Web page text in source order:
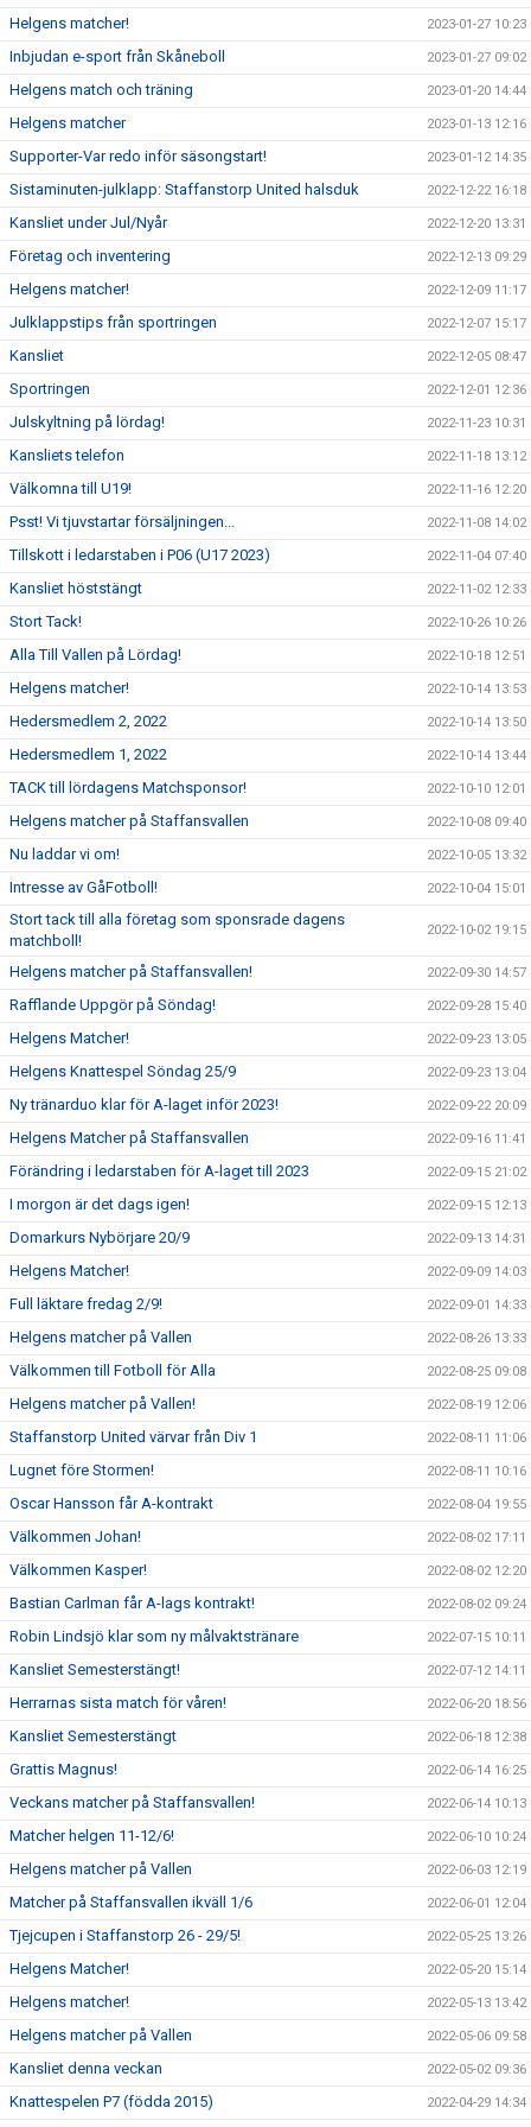
Helgens matcher! 2023-01-27 10:23
Inbjudan e-sport från Skåneboll 2023-01-27 09:02
Helgens match och träning 2023-01-20 14:44
Helgens matcher 2023-01-13 12:16
Supporter-Var redo inför säsongstart! 2023-01-12 14:35
Sistaminuten-julklapp: Staffanstorp United halsduk 2022-12-22 16:18
Kansliet under Jul/Nyår 2022-12-20 13:31
Företag och inventering 2022-12-13 09:29
Helgens matcher! 2022-12-09 11:17
Julklappstips från sportringen 2022-12-07 15:17
Kansliet 2022-12-05 08:47
Sportringen 2022-12-01 12:36
Julskyltning på lördag! 2022-11-23 10:31
Kansliets telefon 2022-11-18 13:12
Välkomna till U19! 2022-11-16 12:20
Psst! Vi tjuvstartar försäljningen... 2022-11-08 14:02
Tillskott i ledarstaben i P06 (U17 2023) 2022-11-04 07:40
Kansliet höststängt 2022-11-02 12:33
Stort Tack! 2022-10-26 10:26
Alla Till Vallen på Lördag! 2022-10-18 12:51
Helgens matcher! 2022-10-14 13:53
Hedersmedlem 2, 2022 2022-10-14 13:50
Hedersmedlem 1, 2022 2022-10-14 13:44
TACK till lördagens Matchsponsor! 2022-10-10 12:01
Helgens matcher på Staffansvallen 2022-10-08 09:40
Nu laddar vi om! 2022-10-05 13:32
Intresse av GåFotboll! 2022-10-04 15:01
Stort tack till alla företag som sponsrade dagens
matchboll!
2022-10-02 19:15
Helgens matcher på Staffansvallen! 2022-09-30 14:57
Rafflande Uppgör på Söndag! 2022-09-28 15:40
Helgens Matcher! 2022-09-23 13:05
Helgens Knattespel Söndag 25/9 2022-09-23 13:04
Ny tränarduo klar för A-laget inför 2023! 2022-09-22 20:09
Helgens Matcher på Staffansvallen 2022-09-16 11:41
Förändring i ledarstaben för A-laget till 2023 2022-09-15 21:02
I morgon är det dags igen! 2022-09-15 12:13
Domarkurs Nybörjare 20/9 2022-09-13 14:31
Helgens Matcher! 2022-09-09 14:03
Full läktare fredag 2/9! 2022-09-01 14:33
Helgens matcher på Vallen 2022-08-26 13:33
Välkommen till Fotboll för Alla 2022-08-25 09:08
Helgens matcher på Vallen! 2022-08-19 12:06
Staffanstorp United värvar från Div 1 2022-08-11 11:06
Lugnet före Stormen! 2022-08-11 10:16
Oscar Hansson får A-kontrakt 2022-08-04 19:55
Välkommen Johan! 2022-08-02 17:11
Välkommen Kasper! 2022-08-02 12:20
Bastian Carlman får A-lags kontrakt! 2022-08-02 09:24
Robin Lindsjö klar som ny målvaktstränare 2022-07-15 10:11
Kansliet Semesterstängt! 2022-07-12 14:11
Herrarnas sista match för våren! 2022-06-20 18:56
Kansliet Semesterstängt 2022-06-18 12:38
Grattis Magnus! 2022-06-14 16:25
Veckans matcher på Staffansvallen! 2022-06-14 10:13
Matcher helgen 11-12/6! 2022-06-10 10:24
Helgens matcher på Vallen 2022-06-03 12:19
Matcher på Staffansvallen ikväll 1/6 2022-06-01 12:04
Tjejcupen i Staffanstorp 26 - 29/5! 2022-05-25 13:26
Helgens Matcher! 2022-05-20 15:14
Helgens matcher! 2022-05-13 13:42
Helgens matcher på Vallen 2022-05-06 09:58
Kansliet denna veckan 2022-05-02 09:36
Knattespelen P7 (födda 2015) 2022-04-29 14:34